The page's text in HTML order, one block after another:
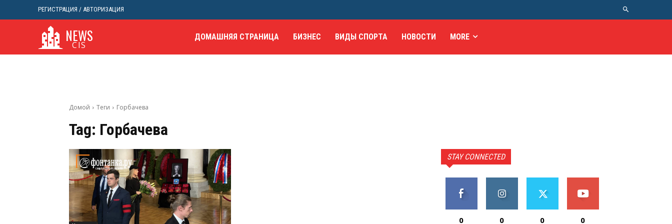
РЕГИСТРАЦИЯ / АВТОРИЗАЦИЯ
NEWS
CIS
ДОМАШНЯЯ СТРАНИЦА БИЗНЕС ВИДЫ СПОРТА НОВОСТИ MORE
Домой Теги Горбачева
Tag: Горбачева
STAY CONNECTED
0 0 0 0